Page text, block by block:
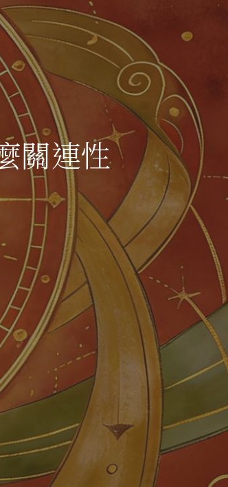
關連性